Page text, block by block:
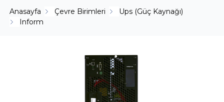
Anasayfa Çevre Birimleri
Ups (Güç Kaynağı)
Inform